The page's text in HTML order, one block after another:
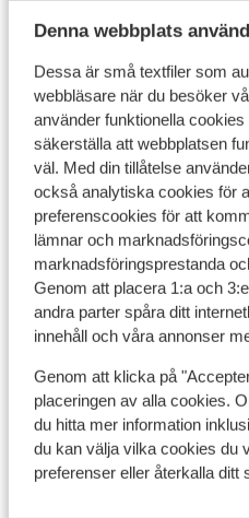
Denna webbplats
Dessa är små textfiler som
webbläsare när du besöker
använder funktionella
säkerställa att webbplatsen
väl. Med din tillåtelse
också analytiska cookies för
preferenscookies för att
lämnar och
marknadsföringsprestanda
Genom att placera 1:a och
andra parter spåra ditt
innehåll och våra annonser
Genom att klicka på
placeringen av alla cookies.
du hitta mer information
du kan välja vilka cookies du
preferenser eller återkalla
enigszins tegemoet
accommodatie kosten
Visa alla
Andra boenden i
Apartments Elounda
Alkionides Seaside
Harmony Boutique Resort
Bio Beach Boutique Hotel
Aloe Boutique & Suites
Aulus Chania, Curio